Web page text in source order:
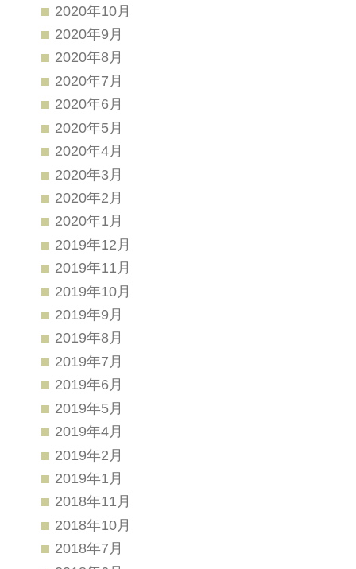
2020年10月
2020年9月
2020年8月
2020年7月
2020年6月
2020年5月
2020年4月
2020年3月
2020年2月
2020年1月
2019年12月
2019年11月
2019年10月
2019年9月
2019年8月
2019年7月
2019年6月
2019年5月
2019年4月
2019年2月
2019年1月
2018年11月
2018年10月
2018年7月